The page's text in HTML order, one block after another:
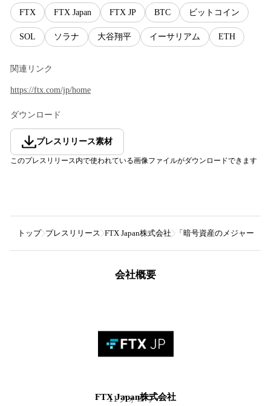
FTX FTX Japan FTX JP BTC ビットコイン
SOL ソラナ 大谷翔平 イーサリアム ETH
関連リンク
https://ftx.com/jp/home
ダウンロード
プレスリリース素材
このプレスリリース内で使われている画像ファイルがダウンロードできます
トップ プレスリリース FTX Japan株式会社 「暗号資産のメジャー、
会社概要
FTX Japan株式会社
11フォロワー